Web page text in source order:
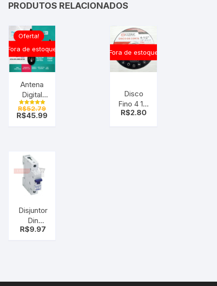
PRODUTOS RELACIONADOS
Fora de estoque
Oferta!
Antena
Digital
Híbrida
Portátil –
C/ Imã
Avaliação
5.00
de 5
R$52.79
R$45.99
Fora de estoque
Disco
Fino 4 1/2
X 1 Aco
R$2.80
Disjuntor
Din
Unipolar B
R$9.97